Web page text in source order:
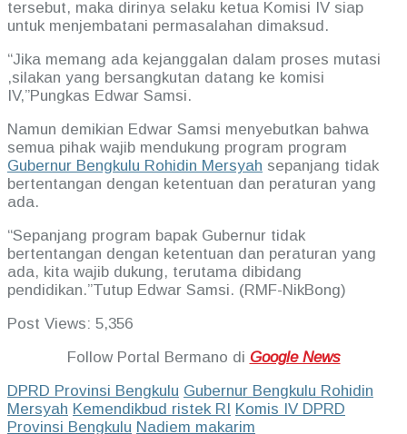
tersebut, maka dirinya selaku ketua Komisi IV siap
untuk menjembatani permasalahan dimaksud.
“Jika memang ada kejanggalan dalam proses mutasi
,silakan yang bersangkutan datang ke komisi
IV,”Pungkas Edwar Samsi.
Namun demikian Edwar Samsi menyebutkan bahwa
semua pihak wajib mendukung program program
Gubernur Bengkulu Rohidin Mersyah sepanjang tidak
bertentangan dengan ketentuan dan peraturan yang
ada.
“Sepanjang program bapak Gubernur tidak
bertentangan dengan ketentuan dan peraturan yang
ada, kita wajib dukung, terutama dibidang
pendidikan.”Tutup Edwar Samsi. (RMF-NikBong)
Post Views: 5,356
Follow Portal Bermano di Google News
DPRD Provinsi Bengkulu Gubernur Bengkulu Rohidin
Mersyah Kemendikbud ristek RI Komis IV DPRD
Provinsi Bengkulu Nadiem makarim